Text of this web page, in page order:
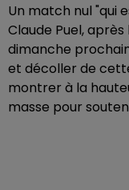
Un match nul "qui
Claude Puel,
dimanche
et décoller de
montrer à la
masse pour